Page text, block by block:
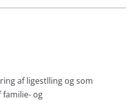
af ligestlling og som
og